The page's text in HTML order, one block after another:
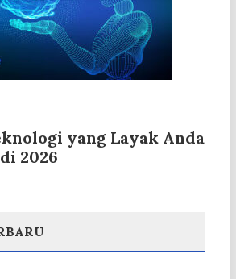
yang Layak Anda
2026